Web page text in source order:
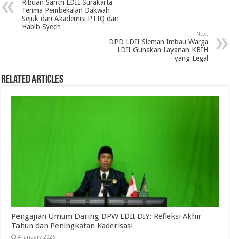
Ribuan Santri LDII Surakarta
Terima Pembekalan Dakwah
Sejuk dari Akademisi PTIQ dan
Habib Syech
Next
DPD LDII Sleman Imbau Warga
LDII Gunakan Layanan KBIH
yang Legal
Related Articles
Pengajian Umum Daring DPW LDII DIY: Refleksi Akhir
Tahun dan Peningkatan Kaderisasi
4 January 2025